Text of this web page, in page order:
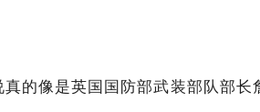
的像是英国国防部武装部队部